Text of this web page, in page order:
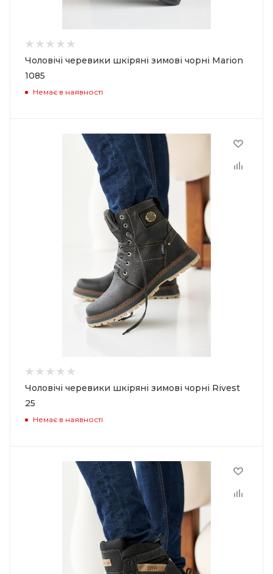
Чоловічі черевики шкіряні зимові чорні Marion
1085
Немає в наявності
Чоловічі черевики шкіряні зимові чорні Rivest
25
Немає в наявності